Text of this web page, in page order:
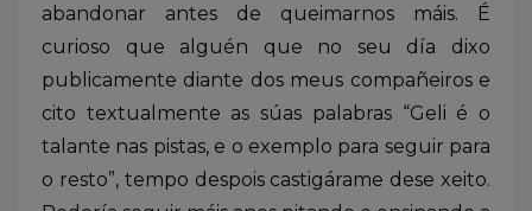
abandonar antes de queimarnos máis. É
curioso que alguén que no seu día dixo
publicamente diante dos meus compañeiros e
cito textualmente as súas palabras “Geli é o
talante nas pistas, e o exemplo para seguir para
o resto”, tempo despois castigárame dese xeito.